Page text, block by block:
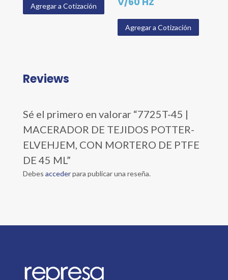
Agregar a Cotización
Agregar a Cotización
Reviews
Sé el primero en valorar “7725T-45 |
MACERADOR DE TEJIDOS POTTER-
ELVEHJEM, CON MORTERO DE PTFE
DE 45 ML”
Debes accederpara publicar una reseña.